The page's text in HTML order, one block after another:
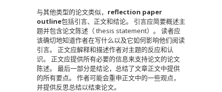
与其他类型的论文类似， reflection paper
outline包括引言、正文和结论。
引言应简要概述主
题并包含论文陈述（ thesis statement）。
读者应
该确切地知道作者在写什么以及它如何影响他们阅读
引言。
正文应解释和描述作者对主题的反应和认
识。
正文应提供所有必要的信息来支持论文的论文
陈述。
最后一部分是结论，总结了文章正文中提供
的所有要点。
作者可能会重申正文中的一些观点，
并提供反思总结以结束论文。